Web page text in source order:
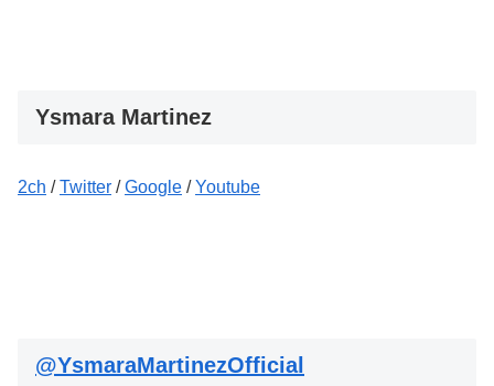
Ysmara Martinez
2ch /Twitter /Google /Youtube
@YsmaraMartinezOfficial